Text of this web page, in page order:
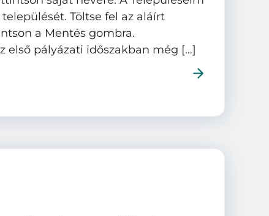
Töltse fel az aláírt
a Mentés gombra.
első pályázati időszakban még […]